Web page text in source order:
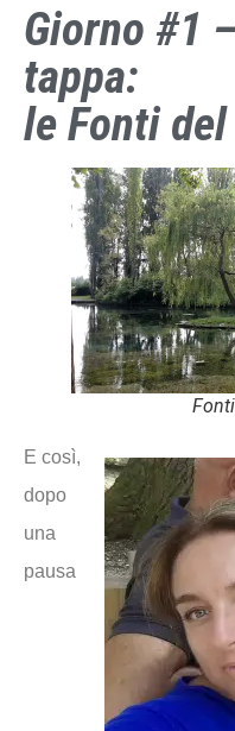
Giorno #1
tappa:
le Fonti
E così,
dopo
una
pausa